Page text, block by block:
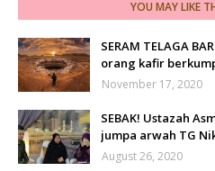
YOU MAY LIKE
SERAM TELAGA
orang kafir
November 17, 2020
SEBAK! Ustazah
jumpa arwah TG
August 26, 2020